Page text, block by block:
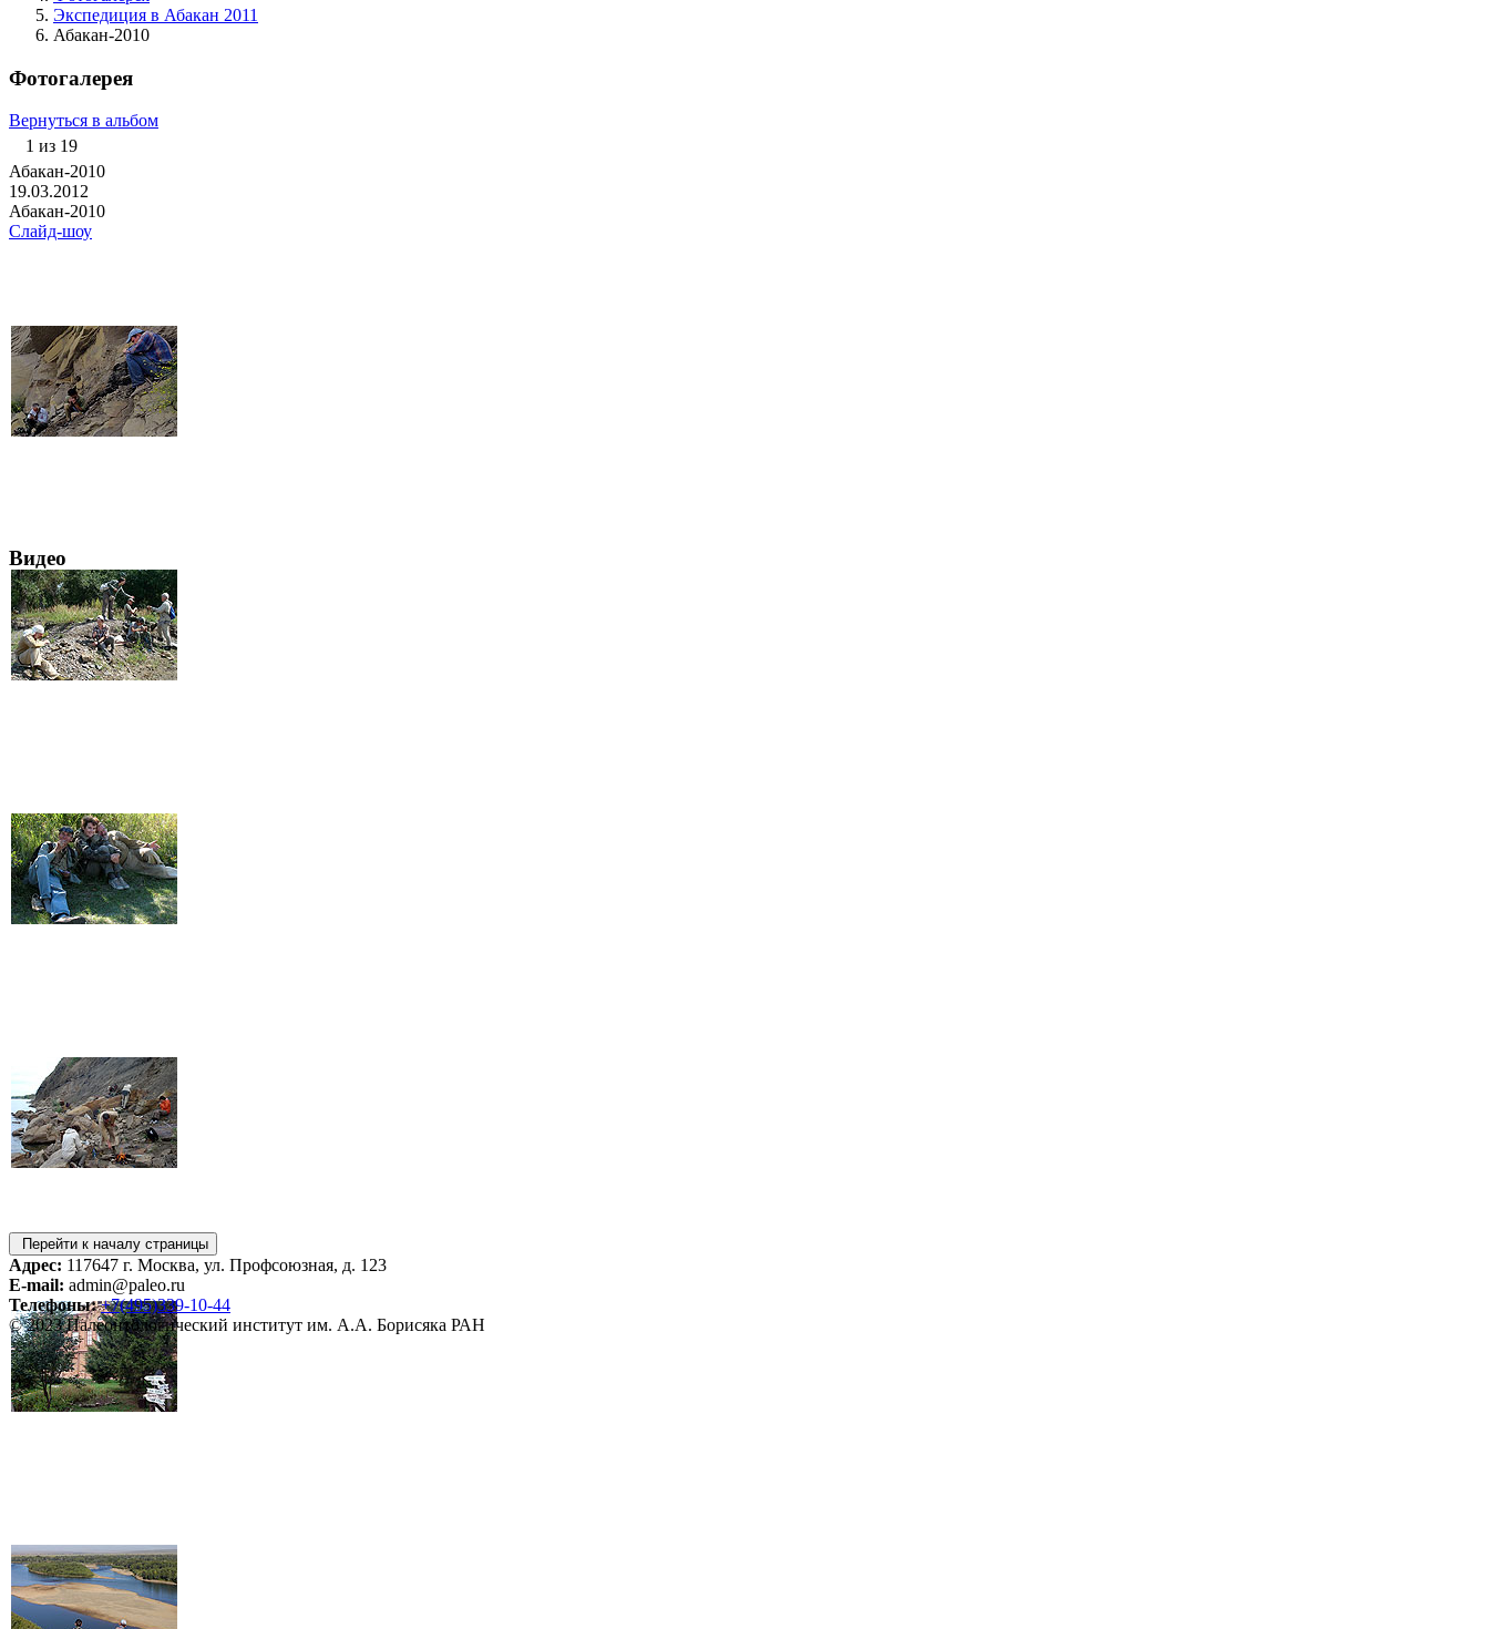
Экспедиция в Абакан 2011
Абакан-2010
Фотогалерея
Вернуться в альбом
1 из 19
Абакан-2010
19.03.2012
Абакан-2010
Слайд-шоу
Видео
Перейти к началу страницы
Адрес: 117647 г. Москва, ул. Профсоюзная, д. 123
E-mail: admin@paleo.ru
Телефоны: +7(495)339-10-44
© 2023 Палеонтологический институт им. А.А. Борисяка РАН